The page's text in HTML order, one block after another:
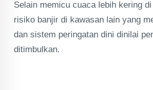
Selain memicu cuaca lebih kering
risiko banjir di kawasan lain yang
dan sistem peringatan dini dinilai
ditimbulkan.